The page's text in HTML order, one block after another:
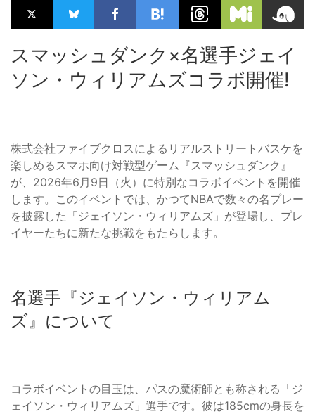
スマッシュダンク×名選手ジェイ
ソン・ウィリアムズコラボ開催!
株式会社ファイブクロスによるリアルストリートバスケを
楽しめるスマホ向け対戦型ゲーム『スマッシュダンク』
が、2026年6月9日（火）に特別なコラボイベントを開催
します。このイベントでは、かつてNBAで数々の名プレー
を披露した「ジェイソン・ウィリアムズ」が登場し、プレ
イヤーたちに新たな挑戦をもたらします。
名選手『ジェイソン・ウィリアム
ズ』について
コラボイベントの目玉は、パスの魔術師とも称される「ジ
ェイソン・ウィリアムズ」選手です。彼は185cmの身長を